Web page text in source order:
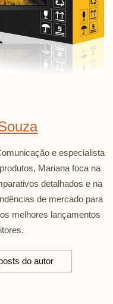
e especialista
Mariana foca na
detalhados e na
de mercado para
melhores lançamentos
do autor